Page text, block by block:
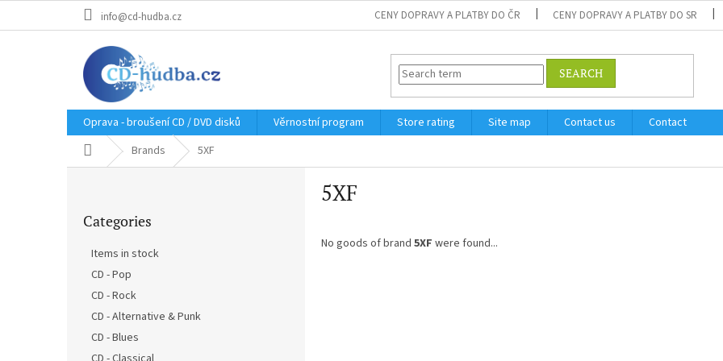
info@cd-hudba.cz CENY DOPRAVY A PLATBY DO ČR CENY DOPRAVY A PLATBY DO SR
SEARCH
Oprava - broušení CD / DVD disků Věrnostní program Store rating Site map Contact us
Contact
Home Brands 5XF
categories
Categories
Items in stock
CD - Pop
CD - Rock
CD - Alternative & Punk
CD - Blues
5XF
No goods of brand 5XF were found...